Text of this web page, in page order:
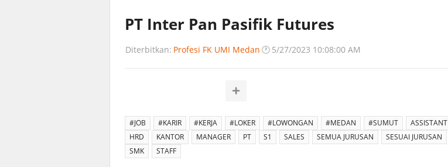
PT Inter Pan Pasifik Futures
Diterbitkan: Profesi FK UMI Medan 🕐 5/27/2023 10:08:00 AM
#JOB #KARIR #KERJA #LOKER #LOWONGAN #MEDAN #SUMUT ASSISTANT
HRD
KANTOR MANAGER PT S1 SALES SEMUA JURUSAN SESUAI JURUSAN
SMK
STAFF